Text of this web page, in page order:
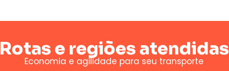
Rotas e regiões atendidas
Economia e agilidade para seu transporte